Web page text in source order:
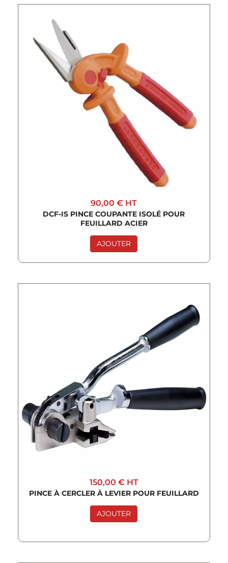
90,00 € HT
DCF-IS PINCE COUPANTE ISOLÉ POUR
FEUILLARD ACIER
AJOUTER
150,00 € HT
PINCE À CERCLER À LEVIER POUR FEUILLARD
AJOUTER